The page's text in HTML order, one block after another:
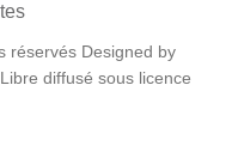
réservés Designed by
diffusé sous licence